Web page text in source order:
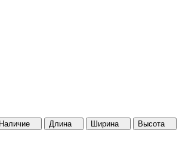
Наличие Длина Ширина
Высота